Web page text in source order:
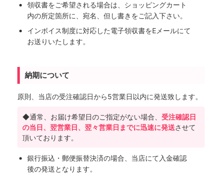
領収書をご希望される場合は、ショッピングカート
内の所定箇所に、宛名、但し書きをご記入下さい。
インボイス制度に対応した電子領収書をEメールにて
お送りいたします。
納期について
原則、当店の受注確認日から5営業日以内に発送致します。
◆通常、お届け希望日のご指定がない場合、 受注確認日
の当日、翌営業日、翌々営業日までに迅速に発送させて
頂いております。
銀行振込・郵便振替決済の場合、当店にて入金確認
後の発送となります。